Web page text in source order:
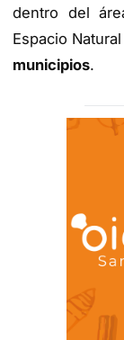
dentro del
Espacio
municipios.